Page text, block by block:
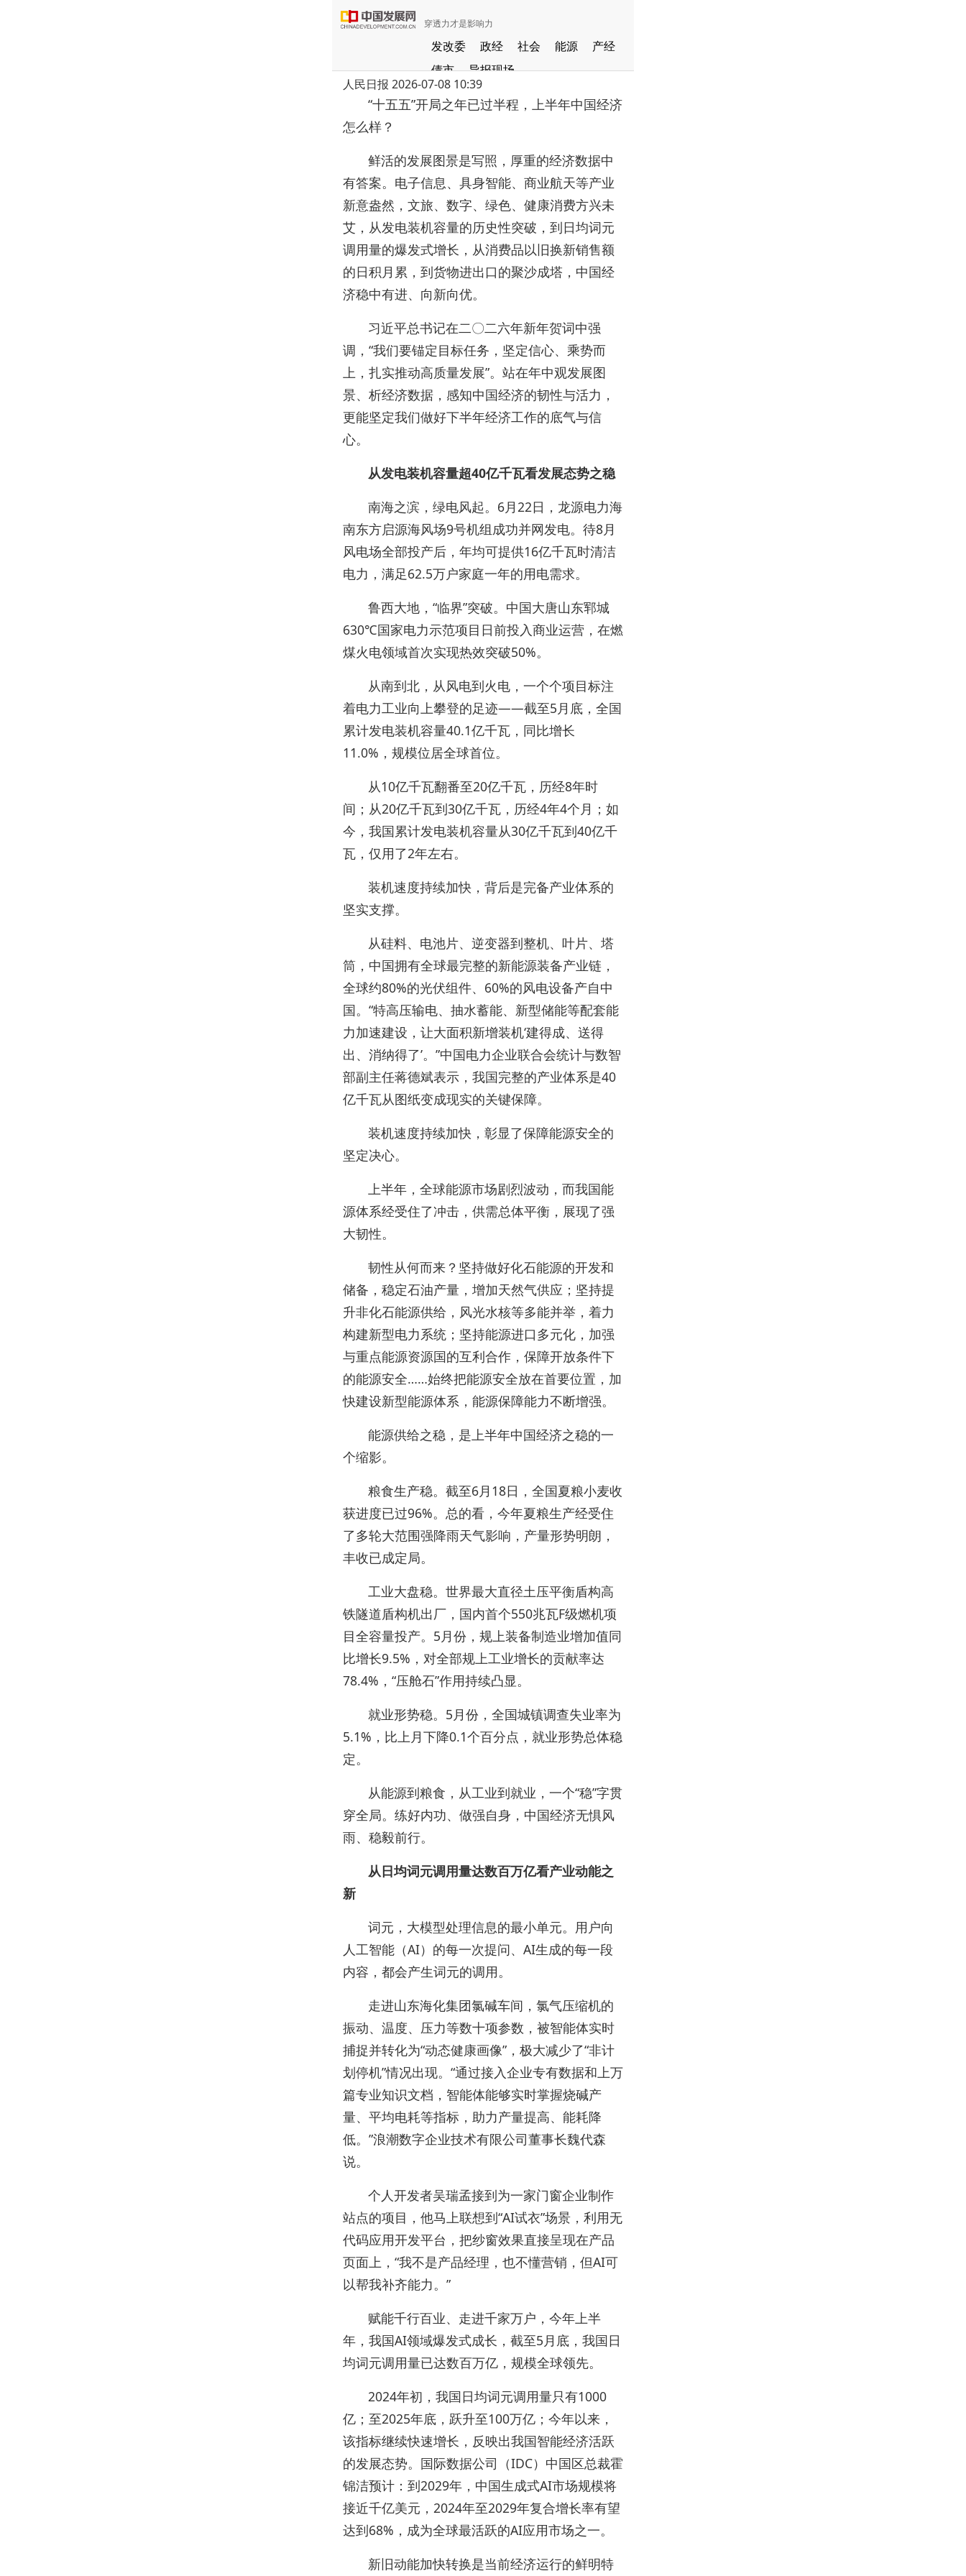
穿透力才是影响力
发改委 政经 社会 能源
产经
债市
导报现场
中国发展视频
一带一路
G60
国家援疆
中部崛起
全国闲置资产信息共享平台
粤港澳大湾区
从四个新数据读懂上半年中国经济
人民日报 2026-07-08 10:39
“十五五”开局之年已过半程，上半年中国经济
怎么样？
鲜活的发展图景是写照，厚重的经济数据中
有答案。电子信息、具身智能、商业航天等产业
新意盎然，文旅、数字、绿色、健康消费方兴未
艾，从发电装机容量的历史性突破，到日均词元
调用量的爆发式增长，从消费品以旧换新销售额
的日积月累，到货物进出口的聚沙成塔，中国经
济稳中有进、向新向优。
习近平总书记在二〇二六年新年贺词中强
调，“我们要锚定目标任务，坚定信心、乘势而
上，扎实推动高质量发展”。站在年中观发展图
景、析经济数据，感知中国经济的韧性与活力，
更能坚定我们做好下半年经济工作的底气与信
心。
从发电装机容量超40亿千瓦看发展态势之稳
南海之滨，绿电风起。6月22日，龙源电力海
南东方启源海风场9号机组成功并网发电。待8月
风电场全部投产后，年均可提供16亿千瓦时清洁
电力，满足62.5万户家庭一年的用电需求。
鲁西大地，“临界”突破。中国大唐山东郓城
630℃国家电力示范项目日前投入商业运营，在燃
煤火电领域首次实现热效突破50%。
从南到北，从风电到火电，一个个项目标注
着电力工业向上攀登的足迹——截至5月底，全国
累计发电装机容量40.1亿千瓦，同比增长
11.0%，规模位居全球首位。
从10亿千瓦翻番至20亿千瓦，历经8年时
间；从20亿千瓦到30亿千瓦，历经4年4个月；如
今，我国累计发电装机容量从30亿千瓦到40亿千
瓦，仅用了2年左右。
装机速度持续加快，背后是完备产业体系的
坚实支撑。
从硅料、电池片、逆变器到整机、叶片、塔
筒，中国拥有全球最完整的新能源装备产业链，
全球约80%的光伏组件、60%的风电设备产自中
国。“特高压输电、抽水蓄能、新型储能等配套能
力加速建设，让大面积新增装机‘建得成、送得
出、消纳得了’。”中国电力企业联合会统计与数智
部副主任蒋德斌表示，我国完整的产业体系是40
亿千瓦从图纸变成现实的关键保障。
装机速度持续加快，彰显了保障能源安全的
坚定决心。
上半年，全球能源市场剧烈波动，而我国能
源体系经受住了冲击，供需总体平衡，展现了强
大韧性。
韧性从何而来？坚持做好化石能源的开发和
储备，稳定石油产量，增加天然气供应；坚持提
升非化石能源供给，风光水核等多能并举，着力
构建新型电力系统；坚持能源进口多元化，加强
与重点能源资源国的互利合作，保障开放条件下
的能源安全……始终把能源安全放在首要位置，加
快建设新型能源体系，能源保障能力不断增强。
能源供给之稳，是上半年中国经济之稳的一
个缩影。
粮食生产稳。截至6月18日，全国夏粮小麦收
获进度已过96%。总的看，今年夏粮生产经受住
了多轮大范围强降雨天气影响，产量形势明朗，
丰收已成定局。
工业大盘稳。世界最大直径土压平衡盾构高
铁隧道盾构机出厂，国内首个550兆瓦F级燃机项
目全容量投产。5月份，规上装备制造业增加值同
比增长9.5%，对全部规上工业增长的贡献率达
78.4%，“压舱石”作用持续凸显。
就业形势稳。5月份，全国城镇调查失业率为
5.1%，比上月下降0.1个百分点，就业形势总体稳
定。
从能源到粮食，从工业到就业，一个“稳”字贯
穿全局。练好内功、做强自身，中国经济无惧风
雨、稳毅前行。
从日均词元调用量达数百万亿看产业动能之
新
词元，大模型处理信息的最小单元。用户向
人工智能（AI）的每一次提问、AI生成的每一段
内容，都会产生词元的调用。
走进山东海化集团氯碱车间，氯气压缩机的
振动、温度、压力等数十项参数，被智能体实时
捕捉并转化为“动态健康画像”，极大减少了“非计
划停机”情况出现。“通过接入企业专有数据和上万
篇专业知识文档，智能体能够实时掌握烧碱产
量、平均电耗等指标，助力产量提高、能耗降
低。”浪潮数字企业技术有限公司董事长魏代森
说。
个人开发者吴瑞孟接到为一家门窗企业制作
站点的项目，他马上联想到“AI试衣”场景，利用无
代码应用开发平台，把纱窗效果直接呈现在产品
页面上，“我不是产品经理，也不懂营销，但AI可
以帮我补齐能力。”
赋能千行百业、走进千家万户，今年上半
年，我国AI领域爆发式成长，截至5月底，我国日
均词元调用量已达数百万亿，规模全球领先。
2024年初，我国日均词元调用量只有1000
亿；至2025年底，跃升至100万亿；今年以来，
该指标继续快速增长，反映出我国智能经济活跃
的发展态势。国际数据公司（IDC）中国区总裁霍
锦洁预计：到2029年，中国生成式AI市场规模将
接近千亿美元，2024年至2029年复合增长率有望
达到68%，成为全球最活跃的AI应用市场之一。
新旧动能加快转换是当前经济运行的鲜明特